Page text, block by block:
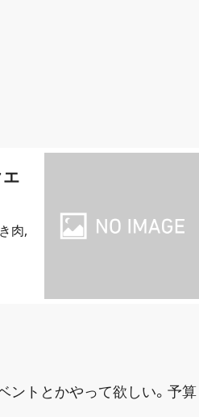
肉,
ントとかやって欲しい。予算